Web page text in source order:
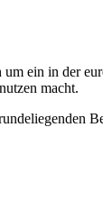
ein in der
macht.